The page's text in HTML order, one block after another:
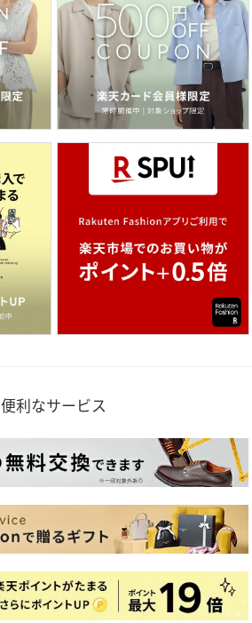
便利なサービス